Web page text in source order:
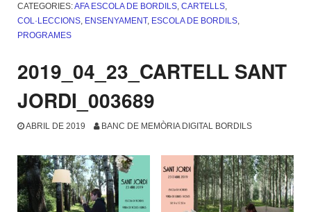
CATEGORIES:AFA ESCOLA DE BORDILS CARTELLS
COL·LECCIONS ENSENYAMENT, ESCOLA DE BORDILS
PROGRAMES
2019_04_23_CARTELL SANT
JORDI_003689
ABRIL DE 2019 BANC DE MEMÒRIA DIGITAL BORDILS